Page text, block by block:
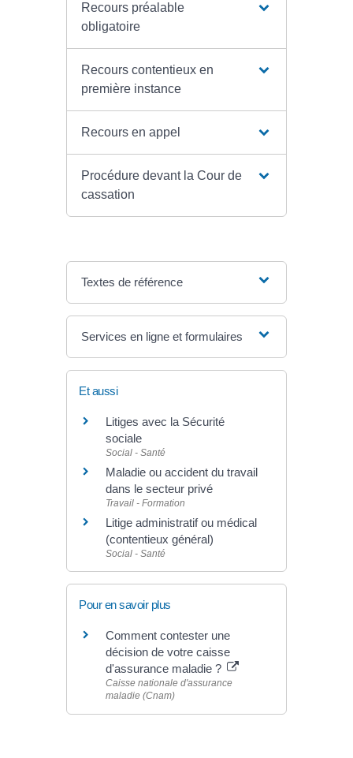
Recours préalable
obligatoire
Recours contentieux en
première instance
Recours en appel
Procédure devant la Cour de
cassation
Textes de référence
Services en ligne et formulaires
Et aussi
Litiges avec la Sécurité
sociale
Social - Santé
Maladie ou accident du travail
dans le secteur privé
Travail - Formation
Litige administratif ou médical
(contentieux général)
Social - Santé
Pour en savoir plus
Comment contester une
décision de votre caisse
d'assurance maladie ?
Caisse nationale d'assurance
maladie (Cnam)